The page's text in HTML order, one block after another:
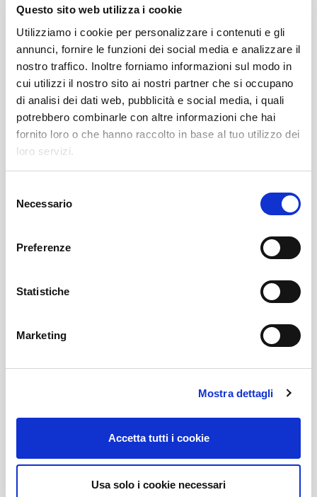
Questo sito web utilizza i cookie
Utilizziamo i cookie per personalizzare i contenuti e gli
annunci, fornire le funzioni dei social media e analizzare il
nostro traffico. Inoltre forniamo informazioni sul modo in
cui utilizzi il nostro sito ai nostri partner che si occupano
di analisi dei dati web, pubblicità e social media, i quali
potrebbero combinarle con altre informazioni che hai
fornito loro o che hanno raccolto in base al tuo utilizzo dei
loro servizi.
Necessario
Preferenze
Statistiche
Marketing
Mostra dettagli
Accetta tutti i cookie
Usa solo i cookie necessari
Un altro grande punto di forza di questa
partnership è la possibilità disimulare e pre-
validare le applicazioniancora prima di
realizzarle. Questo approccio ci consente
diridurre drasticamente i tempi di
sviluppo, prevedere e risolvere in anticipo
eventuali criticità, e arrivare al momento
dell’avviamento
il time-to-market è un
fattore critico
, poter offrire tutto questo ai
importante e un
Un linguaggio tecnico condiviso per una
Un aspetto che rende davvero efficace la
. Lavorare su una piattaforma
comune ci permette infatti diintegrare
software, hardware e robotin modo
semplifica il lavoro dei nostri team tecnici e
accelera ogni fase del progetto, anche nei